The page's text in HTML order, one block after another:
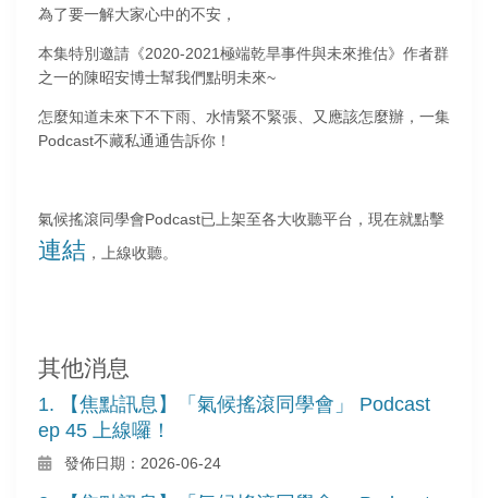
為了要一解大家心中的不安，
本集特別邀請《2020-2021極端乾旱事件與未來推估》作者群
之一的陳昭安博士幫我們點明未來~
怎麼知道未來下不下雨、水情緊不緊張、又應該怎麼辦，一集
Podcast不藏私通通告訴你！
氣候搖滾同學會Podcast已上架至各大收聽平台，現在就點擊
連結 ，上線收聽。
其他消息
1. 【焦點訊息】「氣候搖滾同學會」 Podcast
ep 45 上線囉！
發佈日期：2026-06-24